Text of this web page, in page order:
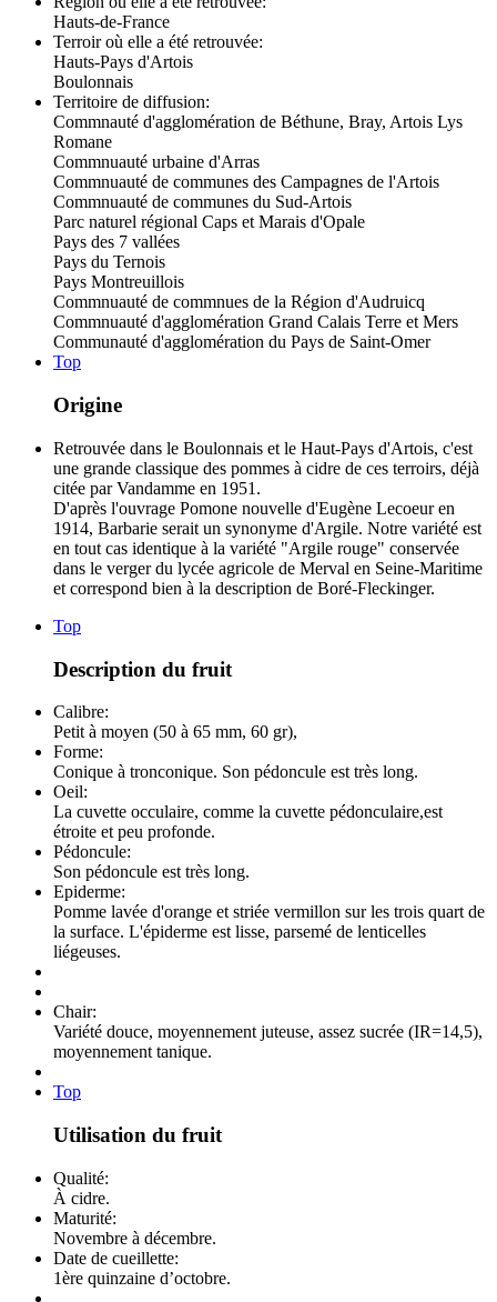
Hauts-de-France
Terroir où elle a été retrouvée:
Hauts-Pays d'Artois
Boulonnais
Territoire de diffusion:
Commnauté d'agglomération de Béthune, Bray, Artois Lys
Romane
Commnuauté urbaine d'Arras
Commnuauté de communes des Campagnes de l'Artois
Commnuauté de communes du Sud-Artois
Parc naturel régional Caps et Marais d'Opale
Pays des 7 vallées
Pays du Ternois
Pays Montreuillois
Commnuauté de commnues de la Région d'Audruicq
Commnuauté d'agglomération Grand Calais Terre et Mers
Communauté d'agglomération du Pays de Saint-Omer
Top
Origine
Retrouvée dans le Boulonnais et le Haut-Pays d'Artois, c'est
une grande classique des pommes à cidre de ces terroirs, déjà
citée par Vandamme en 1951.
D'après l'ouvrage Pomone nouvelle d'Eugène Lecoeur en
1914, Barbarie serait un synonyme d'Argile. Notre variété est
en tout cas identique à la variété "Argile rouge" conservée
dans le verger du lycée agricole de Merval en Seine-Maritime
et correspond bien à la description de Boré-Fleckinger.
Top
Description du fruit
Calibre:
Petit à moyen (50 à 65 mm, 60 gr),
Forme:
Conique à tronconique. Son pédoncule est très long.
Oeil:
La cuvette occulaire, comme la cuvette pédonculaire,est
étroite et peu profonde.
Pédoncule:
Son pédoncule est très long.
Epiderme:
Pomme lavée d'orange et striée vermillon sur les trois quart de
la surface. L'épiderme est lisse, parsemé de lenticelles
liégeuses.
Chair:
Variété douce, moyennement juteuse, assez sucrée (IR=14,5),
moyennement tanique.
Top
Utilisation du fruit
Qualité:
À cidre.
Maturité:
Novembre à décembre.
Date de cueillette:
1ère quinzaine d’octobre.